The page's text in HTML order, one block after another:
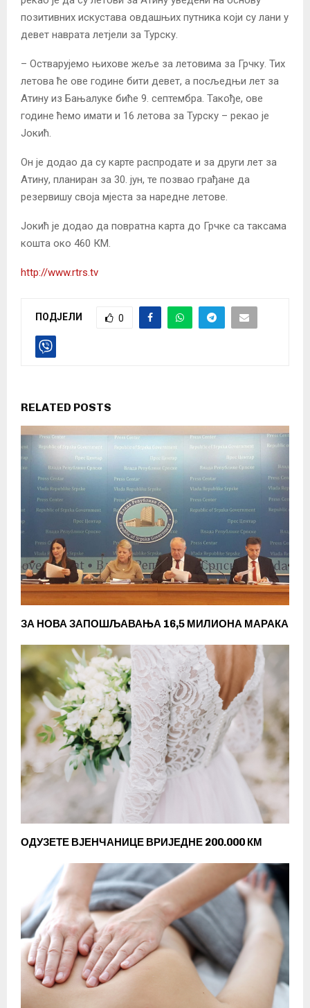
позитивних искустава овдашњих путника који су лани у
девет наврата летјели за Турску.
– Остварујемо њихове жеље за летовима за Грчку. Тих
летова ће ове године бити девет, а посљедњи лет за
Атину из Бањалуке биће 9. септембра. Такође, ове
године ћемо имати и 16 летова за Турску – рекао је
Јокић.
Он је додао да су карте распродате и за други лет за
Атину, планиран за 30. јун, те позвао грађане да
резервишу своја мјеста за наредне летове.
Јокић је додао да повратна карта до Грчке са таксама
кошта око 460 КМ.
http://www.rtrs.tv
ПОДЈЕЛИ 0
RELATED POSTS
ЗА НОВА ЗАПОШЉАВАЊА 16,5 МИЛИОНА МАРАКА
ОДУЗЕТЕ ВЈЕНЧАНИЦЕ ВРИЈЕДНЕ 200.000 КМ